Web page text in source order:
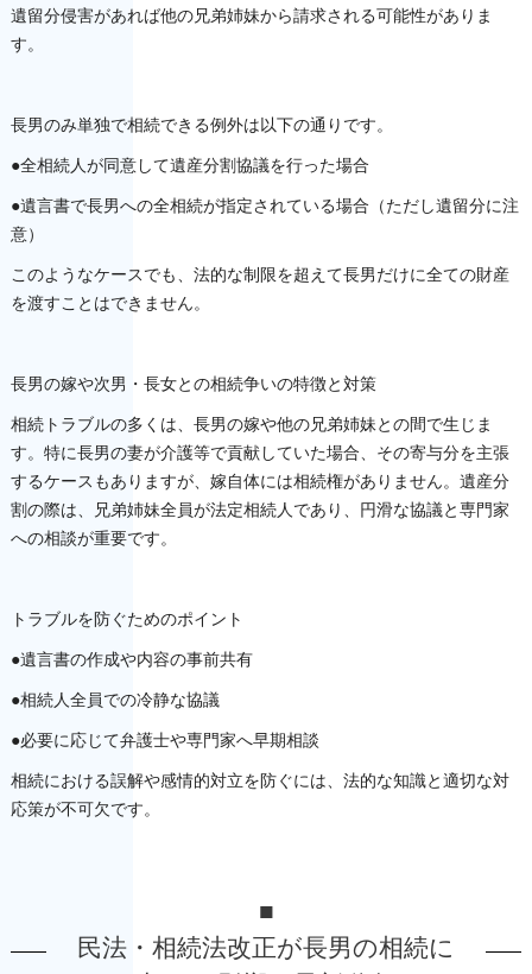
遺留分侵害があれば他の兄弟姉妹から請求される可能性がありま
す。
長男のみ単独で相続できる例外は以下の通りです。
●全相続人が同意して遺産分割協議を行った場合
●遺言書で長男への全相続が指定されている場合（ただし遺留分に注
意）
このようなケースでも、法的な制限を超えて長男だけに全ての財産
を渡すことはできません。
長男の嫁や次男・長女との相続争いの特徴と対策
相続トラブルの多くは、長男の嫁や他の兄弟姉妹との間で生じま
す。特に長男の妻が介護等で貢献していた場合、その寄与分を主張
するケースもありますが、嫁自体には相続権がありません。遺産分
割の際は、兄弟姉妹全員が法定相続人であり、円滑な協議と専門家
への相談が重要です。
トラブルを防ぐためのポイント
●遺言書の作成や内容の事前共有
●相続人全員での冷静な協議
●必要に応じて弁護士や専門家へ早期相談
相続における誤解や感情的対立を防ぐには、法的な知識と適切な対
応策が不可欠です。
■
民法・相続法改正が長男の相続に